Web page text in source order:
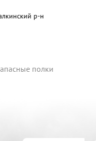
р-н
полки